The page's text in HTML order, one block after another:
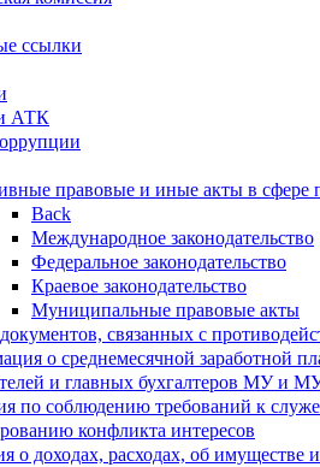
ссылки
АТК
правовые и иные акты в сфере
Back
Международное законодательство
Федеральное законодательство
Краевое законодательство
Муниципальные правовые акты
связанных с
о среднемесячной заработной
и главных бухгалтеров МУ и
по соблюдению требований к
конфликта интересов
о доходах, расходах, об имуществе